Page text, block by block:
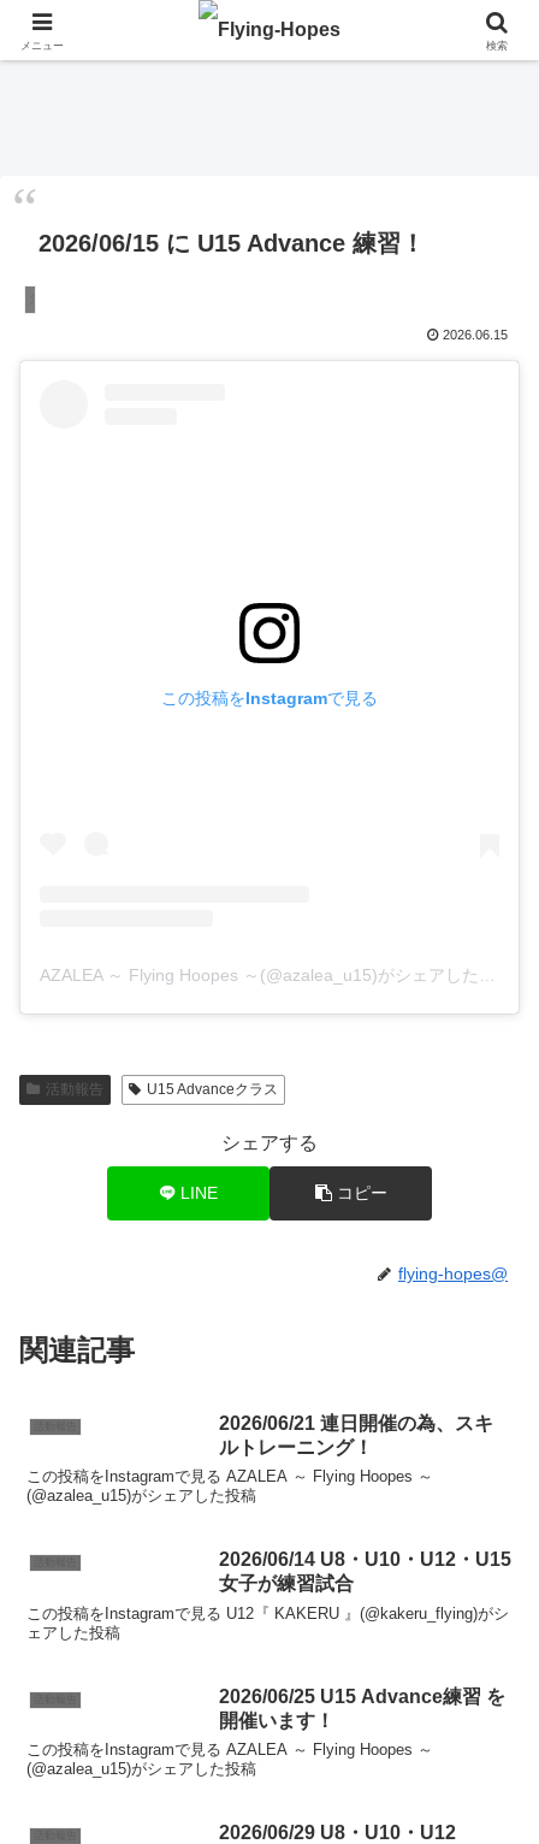
2026/06/15 に U15 Advance 練習！
2026.06.15
この投稿をInstagramで見る
活動報告 U15 Advanceクラス
シェアする
LINE コピー
flying-hopes@
関連記事
2026/06/21 連日開催の為、スキ
ルトレーニング！
この投稿をInstagramで見る AZALEA ～ Flying Hoopes ～
(@azalea_u15)がシェアした投稿
2026/06/14 U8・U10・U12・U15
女子が練習試合
この投稿をInstagramで見る U12『 KAKERU 』(@kakeru_flying)がシ
ェアした投稿
2026/06/25 U15 Advance練習 を
開催います！
この投稿をInstagramで見る AZALEA ～ Flying Hoopes ～
(@azalea_u15)がシェアした投稿
2026/06/29 U8・U10・U12
メニュー 検索